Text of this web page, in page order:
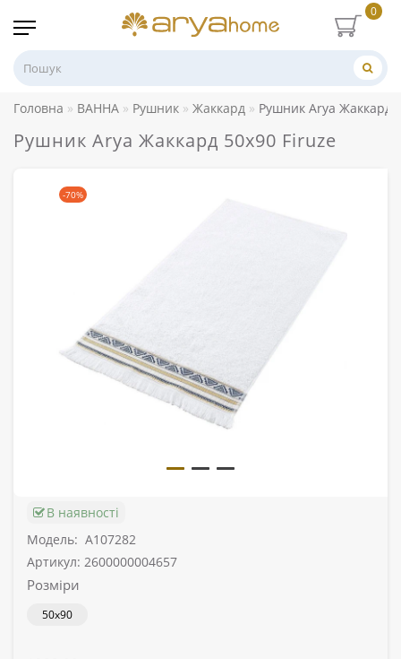
0
Головна ВАННА Рушник Жаккард Рушник Arya Жаккард
Рушник Arya Жаккард 50x90 Firuze
-70%
В наявності
Модель: A107282
Артикул: 2600000004657
Розміри
50x90